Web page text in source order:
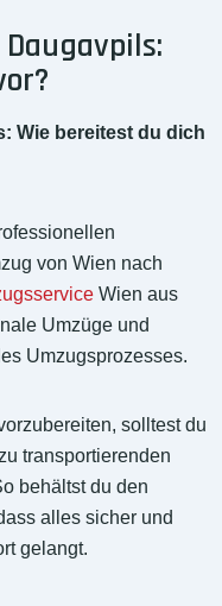
Wie bereitest du dich
von Wien nach
Wien aus
Umzüge und
Umzugsprozesses.
solltest du
transportierenden
behältst du den
alles sicher und
gelangt.